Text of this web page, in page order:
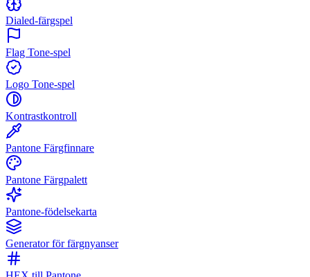
Dialed-färgspel
Flag Tone-spel
Logo Tone-spel
Kontrastkontroll
Pantone Färgfinnare
Pantone Färgpalett
Pantone-födelsekarta
Generator för färgnyanser